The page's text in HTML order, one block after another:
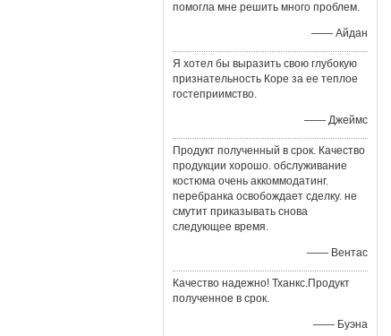
помогла мне решить много проблем.
—— Айдан
Я хотел бы выразить свою глубокую
признательность Коре за ее теплое
гостеприимство.
—— Джеймс
Продукт полученный в срок. Качество
продукции хорошо. обслуживание
костюма очень аккоммодатинг.
перебранка освобождает сделку. не
смутит приказывать снова
следующее время.
—— Вентас
Качество надежно! Тханкс.Продукт
полученное в срок.
—— Буэна